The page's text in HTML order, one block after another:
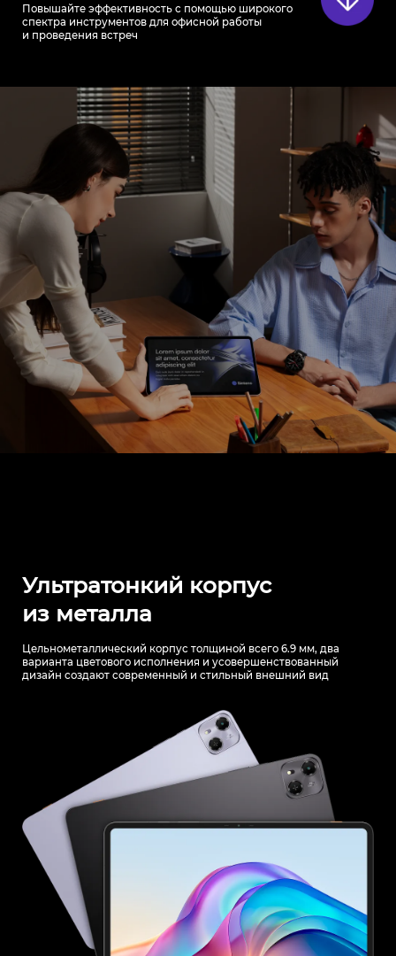
Повышайте эффективность с помощью широкого
спектра инструментов для офисной работы
и проведения встреч
Ультратонкий корпус
из металла
Цельнометаллический корпус толщиной всего 6.9 мм, два
варианта цветового исполнения и усовершенствованный
дизайн создаютсовременный и стильный внешний вид